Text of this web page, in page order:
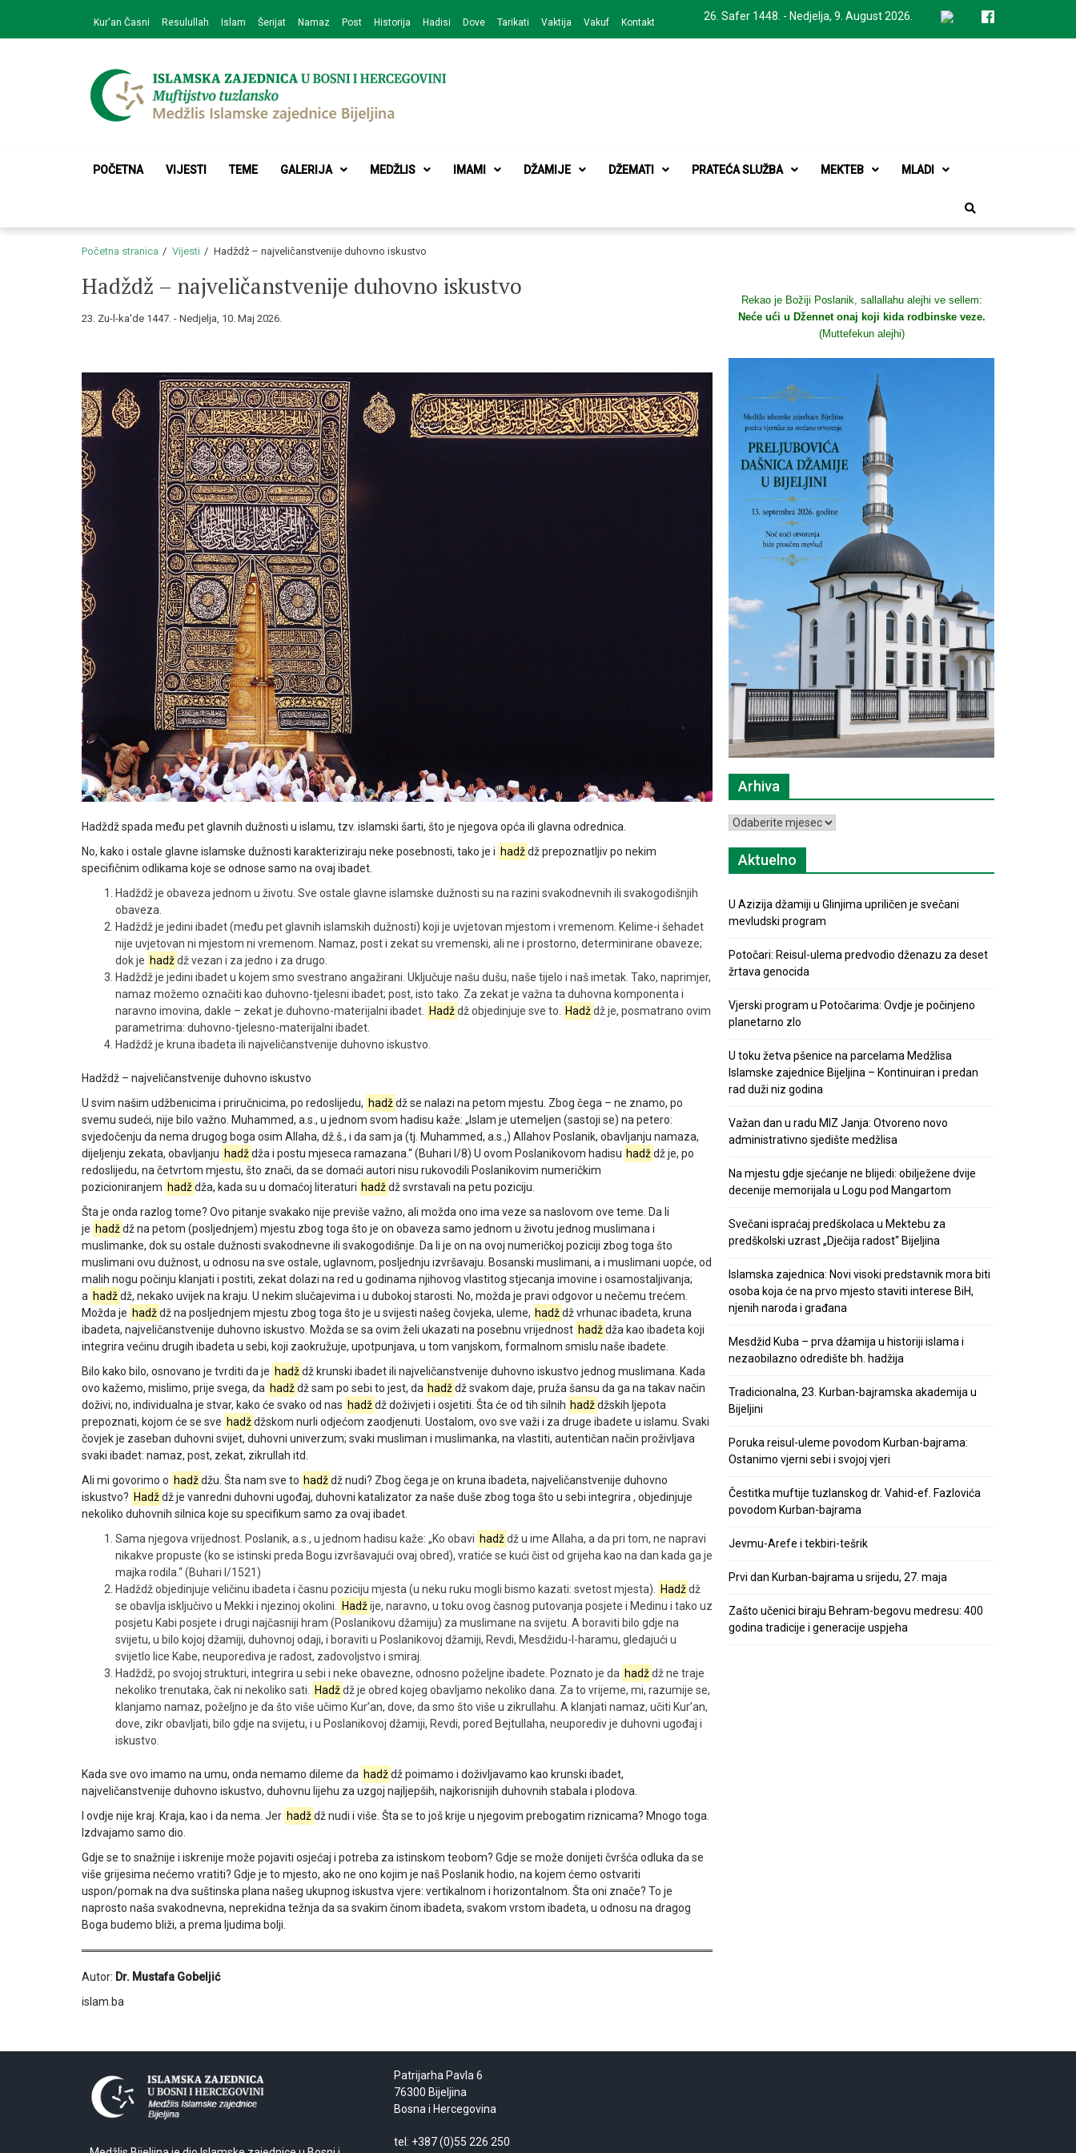
navigation
content
26. Safer 1448. - Nedjelja, 9. August 2026.
Kur'an Časni Resulullah Islam Šerijat Namaz Post Historija Hadisi Dove Tarikati Vaktija Vakuf Kontakt
Medžlis Islamske zajednice Bijeljina
POČETNA VIJESTI TEME GALERIJA MEDŽLIS IMAMI DŽAMIJE DŽEMATI PRATEĆA SLUŽBA MEKTEB MLADI
Početna stranica Vijesti Hadždž – najveličanstvenije duhovno iskustvo
Hadždž – najveličanstvenije duhovno iskustvo
23. Zu-l-ka'de 1447. - Nedjelja, 10. Maj 2026.
Hadždž spada među pet glavnih dužnosti u islamu, tzv. islamski šarti, što je njegova opća ili glavna odrednica.
No, kako i ostale glavne islamske dužnosti karakteriziraju neke posebnosti, tako je i hadž dž prepoznatljiv po nekim
specifičnim odlikama koje se odnose samo na ovaj ibadet.
Hadždž je obaveza jednom u životu. Sve ostale glavne islamske dužnosti su na razini svakodnevnih ili svakogodišnjih
obaveza.
Hadždž je jedini ibadet (među pet glavnih islamskih dužnosti) koji je uvjetovan mjestom i vremenom. Kelime-i šehadet
nije uvjetovan ni mjestom ni vremenom. Namaz, post i zekat su vremenski, ali ne i prostorno, determinirane obaveze;
dok je hadž dž vezan i za jedno i za drugo.
Hadždž je jedini ibadet u kojem smo svestrano angažirani. Uključuje našu dušu, naše tijelo i naš imetak. Tako, naprimjer,
namaz možemo označiti kao duhovno-tjelesni ibadet; post, isto tako. Za zekat je važna ta duhovna komponenta i
naravno imovina, dakle – zekat je duhovno-materijalni ibadet.
Hadž dž objedinjuje sve to. Hadždž je, posmatrano ovim
parametrima: duhovno-tjelesno-materijalni ibadet.
Hadždž je kruna ibadeta ili najveličanstvenije duhovno iskustvo.
Hadždž – najveličanstvenije duhovno iskustvo
U svim našim udžbenicima i priručnicima, po redoslijedu, hadž dž se nalazi na petom mjestu. Zbog čega – ne znamo, po
svemu sudeći, nije bilo važno. Muhammed, a.s., u jednom svom hadisu kaže: „Islam je utemeljen (sastoji se) na petero:
svjedočenju da nema drugog boga osim Allaha, dž.š., i da sam ja (tj. Muhammed, a.s.,) Allahov Poslanik, obavljanju namaza,
dijeljenju zekata, obavljanju hadž dža i postu mjeseca ramazana.“ (Buhari I/8) U ovom Poslanikovom hadisu hadždž je, po
redoslijedu, na četvrtom mjestu, što znači, da se domaći autori nisu rukovodili Poslanikovim numeričkim
pozicioniranjem hadž dža, kada su u domaćoj literaturi hadždž svrstavali na petu poziciju.
Šta je onda razlog tome? Ovo pitanje svakako nije previše važno, ali možda ono ima veze sa naslovom ove teme. Da li
je hadž dž na petom (posljednjem) mjestu zbog toga što je on obaveza samo jednom u životu jednog muslimana i
muslimanke, dok su ostale dužnosti svakodnevne ili svakogodišnje. Da li je on na ovoj numeričkoj poziciji zbog toga što
muslimani ovu dužnost, u odnosu na sve ostale, uglavnom, posljednju izvršavaju. Bosanski muslimani, a i muslimani uopće, od
malih nogu počinju klanjati i postiti, zekat dolazi na red u godinama njihovog vlastitog stjecanja imovine i osamostaljivanja;
a hadž dž, nekako uvijek na kraju. U nekim slučajevima i u dubokoj starosti. No, možda je pravi odgovor u nečemu trećem.
Možda je hadž dž na posljednjem mjestu zbog toga što je u svijesti našeg čovjeka, uleme, hadždž vrhunac ibadeta, kruna
ibadeta, najveličanstvenije duhovno iskustvo. Možda se sa ovim želi ukazati na posebnu vrijednost hadž dža kao ibadeta koji
integrira većinu drugih ibadeta u sebi, koji zaokružuje, upotpunjava, u tom vanjskom, formalnom smislu naše ibadete.
Bilo kako bilo, osnovano je tvrditi da je hadž dž krunski ibadet ili najveličanstvenije duhovno iskustvo jednog muslimana. Kada
ovo kažemo, mislimo, prije svega, da hadž dž sam po sebi to jest, da hadždž svakom daje, pruža šansu da ga na takav način
doživi; no, individualna je stvar, kako će svako od nas hadž dž doživjeti i osjetiti. Šta će od tih silnih hadždžskih ljepota
prepoznati, kojom će se sve hadž džskom nurli odjećom zaodjenuti. Uostalom, ovo sve važi i za druge ibadete u islamu. Svaki
čovjek je zaseban duhovni svijet, duhovni univerzum; svaki musliman i muslimanka, na vlastiti, autentičan način proživljava
svaki ibadet: namaz, post, zekat, zikrullah itd.
Ali mi govorimo o hadž džu. Šta nam sve to hadždž nudi? Zbog čega je on kruna ibadeta, najveličanstvenije duhovno
iskustvo? Hadž dž je vanredni duhovni ugođaj, duhovni katalizator za naše duše zbog toga što u sebi integrira , objedinjuje
nekoliko duhovnih silnica koje su specifikum samo za ovaj ibadet.
Sama njegova vrijednost. Poslanik, a.s., u jednom hadisu kaže: „Ko obavi hadž dž u ime Allaha, a da pri tom, ne napravi
nikakve propuste (ko se istinski preda Bogu izvršavajući ovaj obred), vratiće se kući čist od grijeha kao na dan kada ga je
majka rodila.“ (Buhari I/1521)
Hadždž objedinjuje veličinu ibadeta i časnu poziciju mjesta (u neku ruku mogli bismo kazati: svetost mjesta).
Hadž dž
se obavlja isključivo u Mekki i njezinoj okolini.
Hadž ije, naravno, u toku ovog časnog putovanja posjete i Medinu i tako uz
posjetu Kabi posjete i drugi najčasniji hram (Poslanikovu džamiju) za muslimane na svijetu. A boraviti bilo gdje na
svijetu, u bilo kojoj džamiji, duhovnoj odaji, i boraviti u Poslanikovoj džamiji, Revdi, Mesdžidu-l-haramu, gledajući u
svijetlo lice Kabe, neuporediva je radost, zadovoljstvo i smiraj.
Hadždž, po svojoj strukturi, integrira u sebi i neke obavezne, odnosno poželjne ibadete. Poznato je da hadž dž ne traje
nekoliko trenutaka, čak ni nekoliko sati.
Hadž dž je obred kojeg obavljamo nekoliko dana. Za to vrijeme, mi, razumije se,
klanjamo namaz, poželjno je da što više učimo Kur’an, dove, da smo što više u zikrullahu. A klanjati namaz, učiti Kur’an,
dove, zikr obavljati, bilo gdje na svijetu, i u Poslanikovoj džamiji, Revdi, pored Bejtullaha, neuporediv je duhovni ugođaj i
iskustvo.
Kada sve ovo imamo na umu, onda nemamo dileme da hadž dž poimamo i doživljavamo kao krunski ibadet,
najveličanstvenije duhovno iskustvo, duhovnu lijehu za uzgoj najljepših, najkorisnijih duhovnih stabala i plodova.
I ovdje nije kraj. Kraja, kao i da nema. Jer hadž dž nudi i više. Šta se to još krije u njegovim prebogatim riznicama? Mnogo toga.
Izdvajamo samo dio.
Gdje se to snažnije i iskrenije može pojaviti osjećaj i potreba za istinskom teobom? Gdje se može donijeti čvršća odluka da se
više grijesima nećemo vratiti? Gdje je to mjesto, ako ne ono kojim je naš Poslanik hodio, na kojem ćemo ostvariti
uspon/pomak na dva suštinska plana našeg ukupnog iskustva vjere: vertikalnom i horizontalnom. Šta oni znače? To je
naprosto naša svakodnevna, neprekidna težnja da sa svakim činom ibadeta, svakom vrstom ibadeta, u odnosu na dragog
Boga budemo bliži, a prema ljudima bolji.
Autor: Dr. Mustafa Gobeljić
islam.ba
Rekao je Božiji Poslanik, sallallahu alejhi ve sellem:
Neće ući u Džennet onaj koji kida rodbinske veze.
(Muttefekun alejhi)
Arhiva
Arhiva
Aktuelno
U Azizija džamiji u Glinjima upriličen je svečani
mevludski program
Potočari: Reisul-ulema predvodio dženazu za deset
žrtava genocida
Vjerski program u Potočarima: Ovdje je počinjeno
planetarno zlo
U toku žetva pšenice na parcelama Medžlisa
Islamske zajednice Bijeljina – Kontinuiran i predan
rad duži niz godina
Važan dan u radu MIZ Janja: Otvoreno novo
administrativno sjedište medžlisa
Na mjestu gdje sjećanje ne blijedi: obilježene dvije
decenije memorijala u Logu pod Mangartom
Svečani ispraćaj predškolaca u Mektebu za
predškolski uzrast „Dječija radost“ Bijeljina
Islamska zajednica: Novi visoki predstavnik mora biti
osoba koja će na prvo mjesto staviti interese BiH,
njenih naroda i građana
Mesdžid Kuba – prva džamija u historiji islama i
nezaobilazno odredište bh. hadžija
Tradicionalna, 23. Kurban-bajramska akademija u
Bijeljini
Poruka reisul-uleme povodom Kurban-bajrama:
Ostanimo vjerni sebi i svojoj vjeri
Čestitka muftije tuzlanskog dr. Vahid-ef. Fazlovića
povodom Kurban-bajrama
Jevmu-Arefe i tekbiri-tešrik
Prvi dan Kurban-bajrama u srijedu, 27. maja
Zašto učenici biraju Behram-begovu medresu: 400
godina tradicije i generacije uspjeha
Patrijarha Pavla 6
76300 Bijeljina
Bosna i Hercegovina
tel: +387 (0)55 226 250